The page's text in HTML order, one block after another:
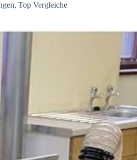
, Top Vergleiche